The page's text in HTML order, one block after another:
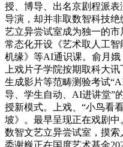
授、博导、出名京剧程派
导演，却并非取数智科技
艺立异尝试室成为独一的
常态化开设《艺术取人工
机缘》等AI通识课。俞月
上戏片子学院按期取科大
生成影片等范畴测验考试
导、学生自动、AI进讲堂
授新模式。上戏、“小鸟看
坡》。最早呈现正在戏剧
数智文艺立异尝试室，摸